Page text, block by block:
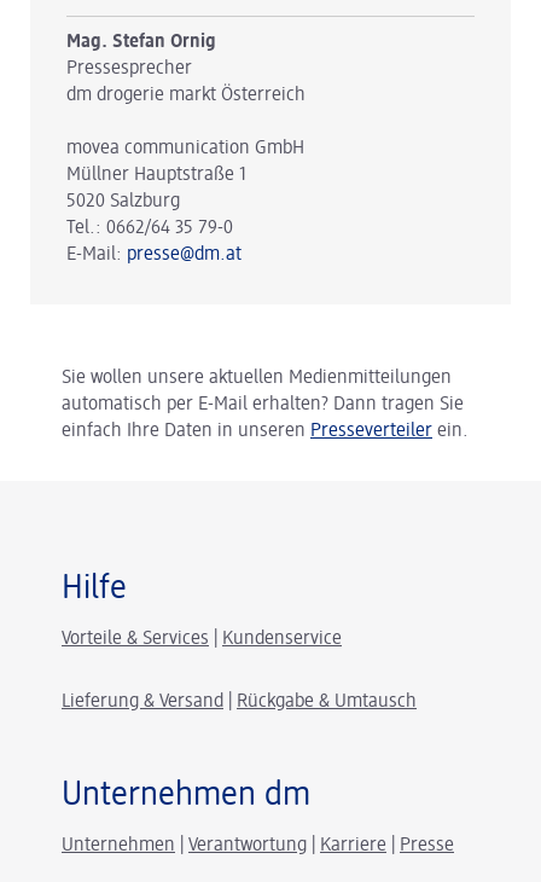
Mag. Stefan Ornig
Pressesprecher
dm drogerie markt Österreich
movea communication GmbH
Müllner Hauptstraße 1
5020 Salzburg
Tel.: 0662/64 35 79-0
E-Mail: presse@dm.at
Sie wollen unsere aktuellen Medienmitteilungen
automatisch per E-Mail erhalten? Dann tragen Sie
einfach Ihre Daten in unseren Presseverteiler ein.
Hilfe
Vorteile & Services Kundenservice
Lieferung & Versand Rückgabe & Umtausch
Unternehmen dm
Unternehmen Verantwortung Karriere Presse